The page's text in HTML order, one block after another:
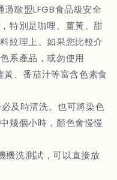
歐盟LFGB食品級安全
特別是咖哩、薑黃、甜
紋理上。如果您比較介
系產品，或勿使用
、番茄汁等富含色素食
及時清洗。也可將染色
幾個小時，顏色會慢慢
洗測試，可以直接放